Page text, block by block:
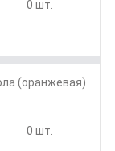
0 шт.
(оранжевая)
0 шт.